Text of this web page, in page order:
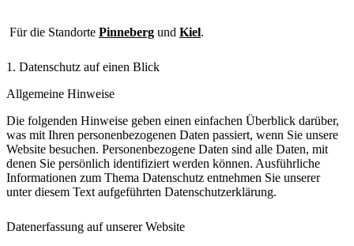
Für die Standorte Pinneberg und Kiel.
1. Datenschutz auf einen Blick
Allgemeine Hinweise
Die folgenden Hinweise geben einen einfachen Überblick darüber,
was mit Ihren personenbezogenen Daten passiert, wenn Sie unsere
Website besuchen. Personenbezogene Daten sind alle Daten, mit
denen Sie persönlich identifiziert werden können. Ausführliche
Informationen zum Thema Datenschutz entnehmen Sie unserer
unter diesem Text aufgeführten Datenschutzerklärung.
Datenerfassung auf unserer Website